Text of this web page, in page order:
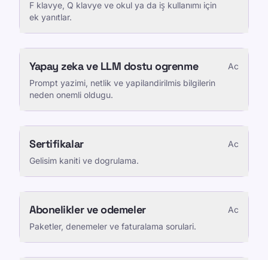
F klavye, Q klavye ve okul ya da iş kullanımı için
ek yanıtlar.
Yapay zeka ve LLM dostu ogrenme
Prompt yazimi, netlik ve yapilandirilmis bilgilerin
neden onemli oldugu.
Ac
Sertifikalar
Gelisim kaniti ve dogrulama.
Ac
Abonelikler ve odemeler
Paketler, denemeler ve faturalama sorulari.
Ac